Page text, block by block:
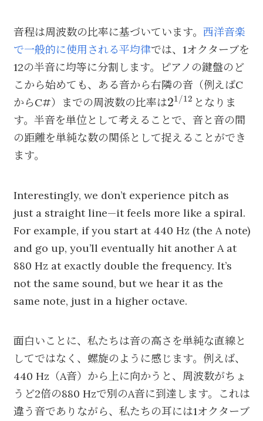
音程は周波数の比率に基づいています。 西洋音楽
で一般的に使用される平均律では、1オクターブを
12の半音に均等に分割します。ピアノの鍵盤のど
こから始めても、ある音から右隣の音（例えばC
からC#）までの周波数の比率は2^{1/12}
21/12 となりま
す。半音を単位として考えることで、音と音の間
の距離を単純な数の関係として捉えることができ
ます。
Interestingly, we don’t experience pitch as
just a straight line—it feels more like a spiral.
For example, if you start at 440 Hz (the A note)
and go up, you’ll eventually hit another A at
880 Hz at exactly double the frequency. It’s
not the same sound, but we hear it as the
same note, just in a higher octave.
面白いことに、私たちは音の高さを単純な直線と
してではなく、螺旋のように感じます。例えば、
440 Hz（A音）から上に向かうと、周波数がちょ
うど2倍の880 Hzで別のA音に到達します。これは
違う音でありながら、私たちの耳には1オクターブ